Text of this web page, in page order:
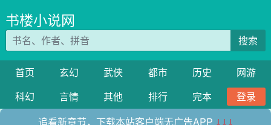
书楼小说网
搜索
首页 玄幻 武侠 都市 历史
网游
科幻
言情 其他 排行 完本
登录
追看新章节，下载本站客户端无广告APP ↓↓↓